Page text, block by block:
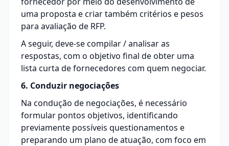
uma proposta e criar também critérios e pesos
para avaliação de RFP.
A seguir, deve-se compilar / analisar as
respostas, com o objetivo final de obter uma
lista curta de fornecedores com quem negociar.
6. Conduzir negociações
Na condução de negociações, é necessário
formular pontos objetivos, identificando
previamente possíveis questionamentos e
preparando um plano de atuação, com foco em